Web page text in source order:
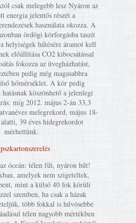
csak melegebb lesz Nyáron az
energia jelentős részét a
használata okozza. A
ördögi körforgásba taszít
helyiségek hűtésére áramot kell
előállítása CO2 kibocsátással
fokozza az üvegházhatást,
pedig még magasabbra
hőmérséklet. A kör pedig
köszönhető a jelenlegi
míg 2012. május 2-án 33,3
melegrekord, május 18-
39 éves hidegrekordot
mérhettünk.
óceán: télen fűt, nyáron hűt!
amelyek nem szigeteltek,
mint a külső 40 fok körüli
szemben, ha csak a házak
több fokkal is hűvösebbé
télen nagyobb mértékben